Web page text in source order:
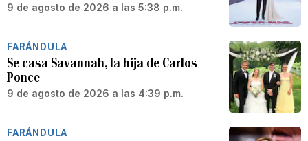
9 de agosto de 2026 a las 5:38 p.m.
FARÁNDULA
Se casa Savannah, la hija de Carlos
Ponce
9 de agosto de 2026 a las 4:39 p.m.
FARÁNDULA